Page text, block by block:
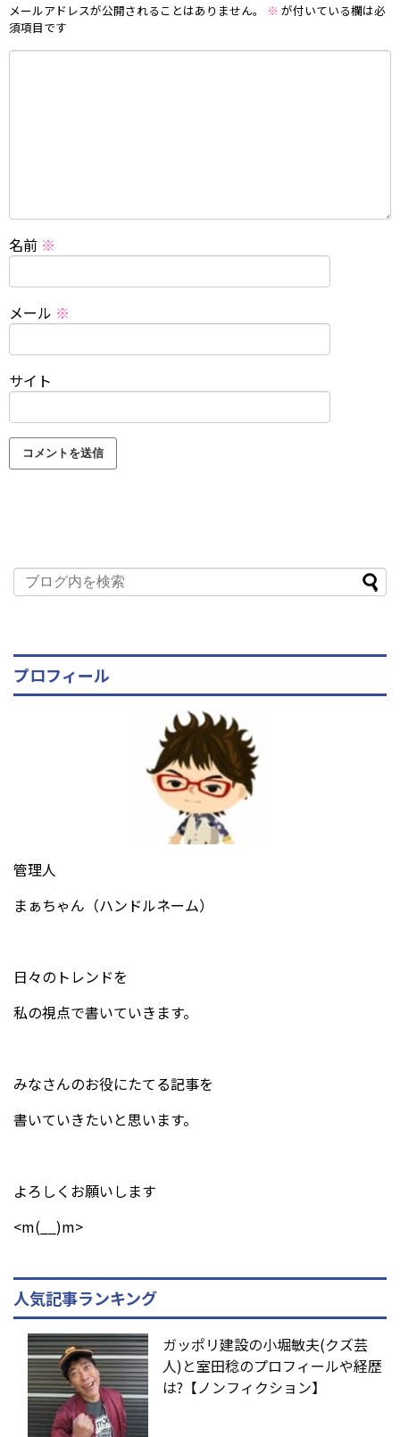
メールアドレスが公開されることはありません。 ※ が付いている欄は必
須項目です
名前 ※
メール ※
サイト
プロフィール
管理人
まぁちゃん（ハンドルネーム）
日々のトレンドを
私の視点で書いていきます。
みなさんのお役にたてる記事を
書いていきたいと思います。
よろしくお願いします
<m(__)m>
人気記事ランキング
ガッポリ建設の小堀敏夫(クズ芸
人)と室田稔のプロフィールや経歴
は?【ノンフィクション】